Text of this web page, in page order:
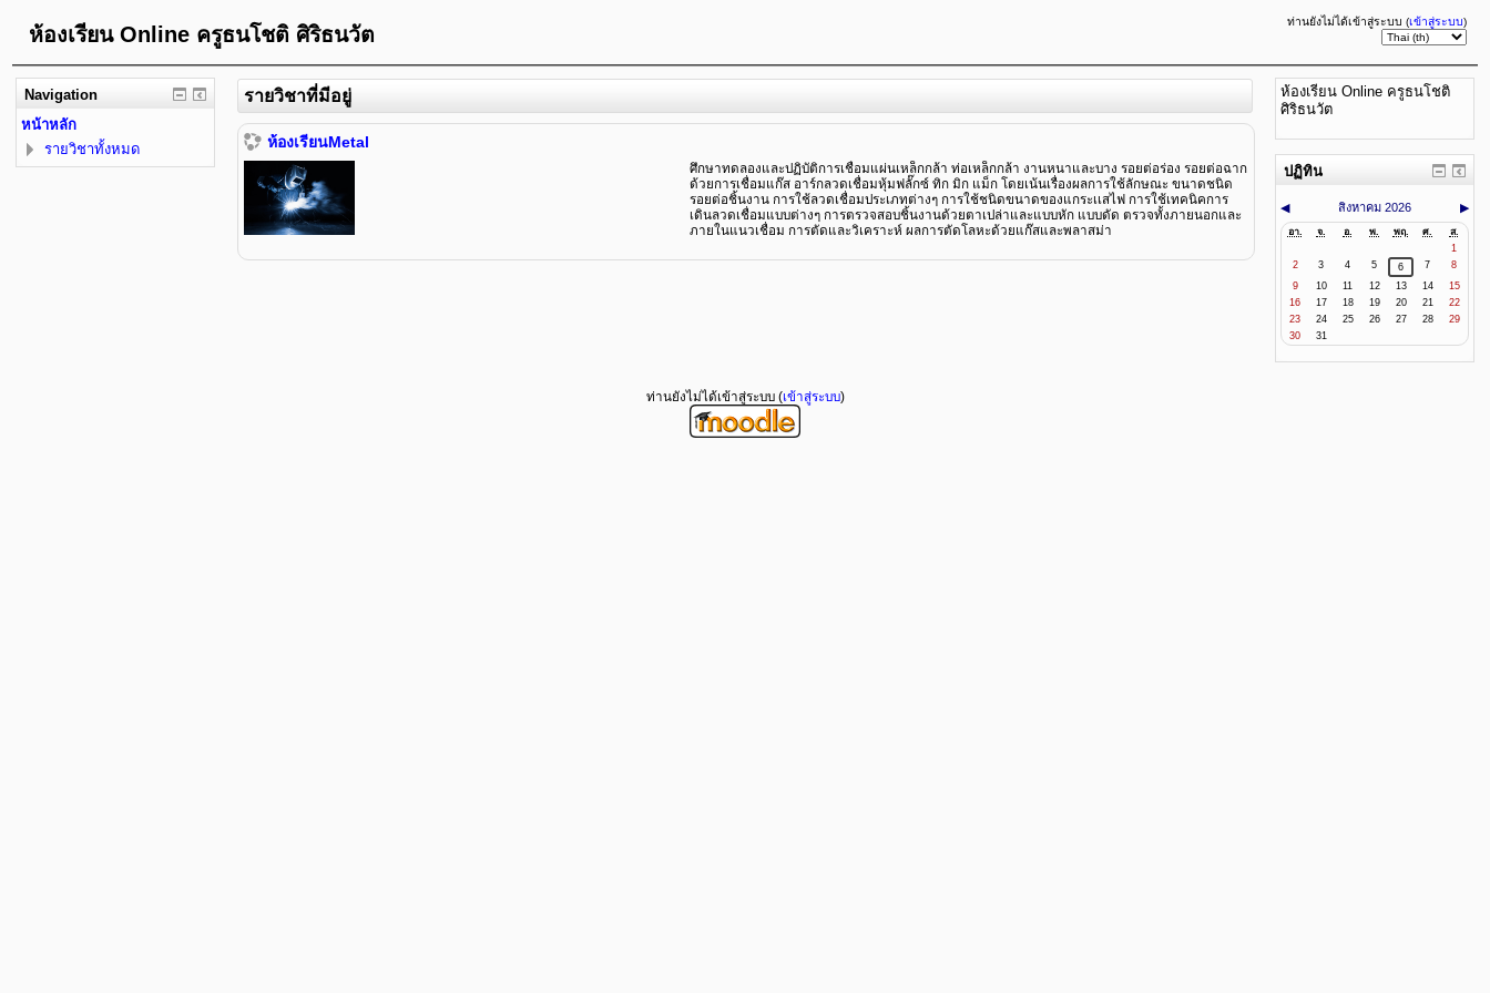
ห้องเรียน Online ครูธนโชติ ศิริธนวัต
ท่านยังไม่ได้เข้าสู่ระบบ (เข้าสู่ระบบ)
รายวิชาที่มีอยู่
ห้องเรียนMetal
ศึกษาทดลองและปฏิบัติการเชื่อมแผ่นเหล็กกล้า ท่อเหล็กกล้า งานหนาและบาง รอยต่อร่อง รอยต่อฉาก
ด้วยการเชื่อมแก๊ส อาร์กลวดเชื่อมหุ้มฟลั๊กซ์ ทิก มิก แม็ก โดยเน้นเรื่องผลการใช้ลักษณะ ขนาดชนิด
รอยต่อชิ้นงาน การใช้ลวดเชื่อมประเภทต่างๆ การใช้ชนิดขนาดของแกระเเสไฟ การใช้เทคนิคการ
เดินลวดเชื่อมแบบต่างๆ การตรวจสอบชิ้นงานด้วยตาเปล่าและแบบหัก แบบดัด ตรวจทั้งภายนอกและ
ภายในแนวเชื่อม การตัดและวิเคราะห์ ผลการตัดโลหะด้วยแก๊สและพลาสม่า
Navigation
หน้าหลัก
รายวิชาทั้งหมด
ห้องเรียน Online ครูธนโชติ
ศิริธนวัต
ปฏิทิน
◀ สิงหาคม 2026 ▶
อา. จ. อ. พ. พฤ. ศ.
ส.
1
2
3 4 5 6 7
8
9
10 11 12 13 14
15
16
17 18 19 20 21
22
23
24 25 26 27 28
29
30
31
ท่านยังไม่ได้เข้าสู่ระบบ (เข้าสู่ระบบ)